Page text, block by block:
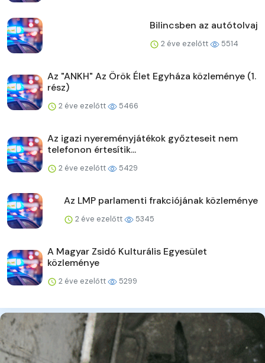
Bilincsben az autótolvaj
2 éve ezelőtt 5514
Az "ANKH" Az Örök Élet Egyháza közleménye (1.
rész)
2 éve ezelőtt 5466
Az igazi nyereményjátékok győzteseit nem
telefonon értesítik...
2 éve ezelőtt 5429
Az LMP parlamenti frakciójának közleménye
2 éve ezelőtt 5345
A Magyar Zsidó Kulturális Egyesület
közleménye
2 éve ezelőtt 5299